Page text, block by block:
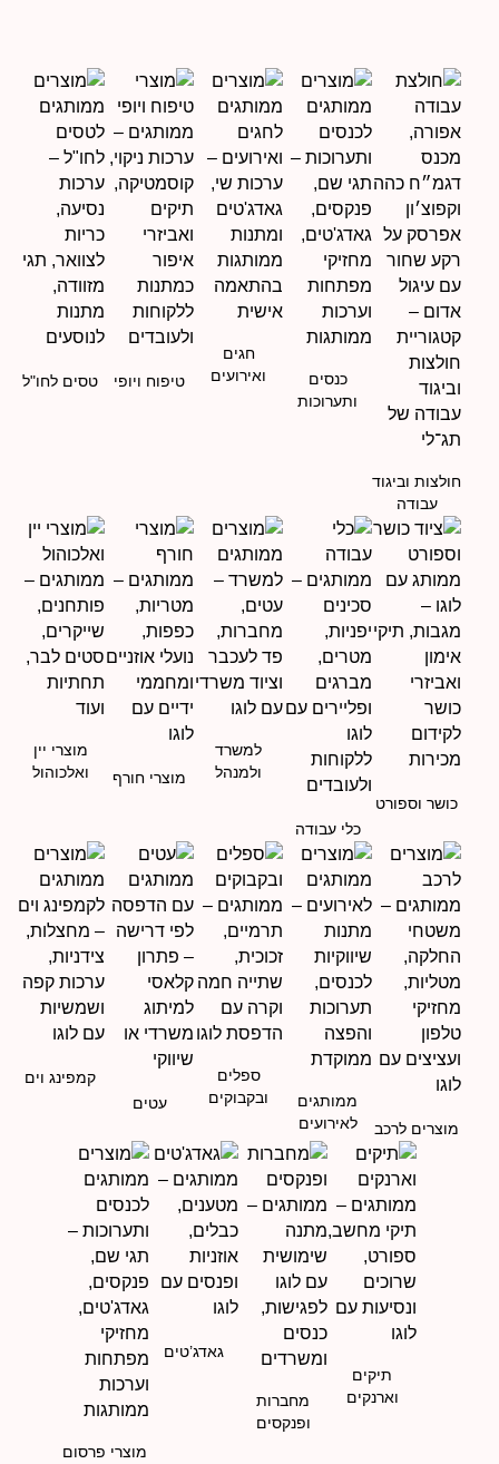
חולצות וביגוד
עבודה
כנסים
ותערוכות
חגים
ואירועים
טיפוח ויופי טסים לחו"ל
כושר וספורט
כלי עבודה
למשרד
ולמנהל
מוצרי חורף
מוצרי יין
ואלכוהול
מוצרים לרכב
ממותגים
לאירועים
ספלים
ובקבוקים
עטים
קמפינג וים
תיקים
וארנקים
מחברות
ופנקסים
גאדג’טים
מוצרי פרסום